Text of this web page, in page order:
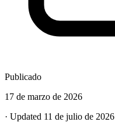
Publicado
17 de marzo de 2026
· Updated 11 de julio de 2026